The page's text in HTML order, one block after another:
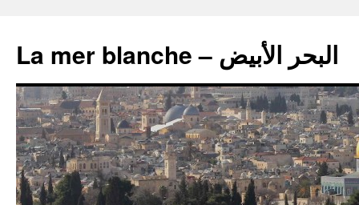
La mer blanche – البحر الأبيض